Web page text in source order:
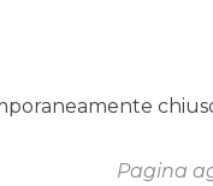
Pagina